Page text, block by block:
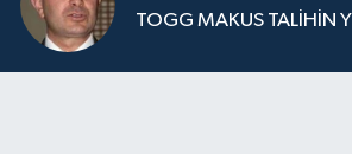
TOGG MAKUS TALİHİN